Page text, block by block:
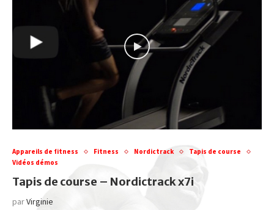
Appareils de fitness Fitness Nordictrack
Tapis de course
Vidéos démos
Tapis de course – Nordictrack x7i
parVirginie